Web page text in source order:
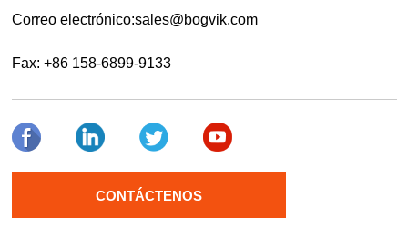
Correo electrónico:sales@bogvik.com
Fax: +86 158-6899-9133
CONTÁCTENOS